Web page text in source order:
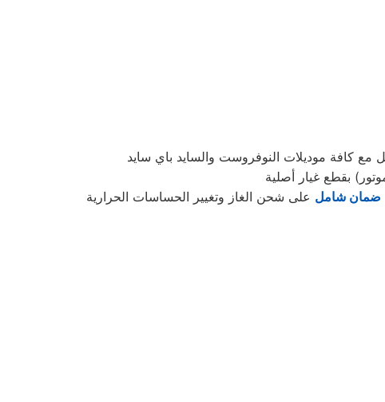
ضمان شامل على شحن الغاز وتغيير الحساسات الحرارية